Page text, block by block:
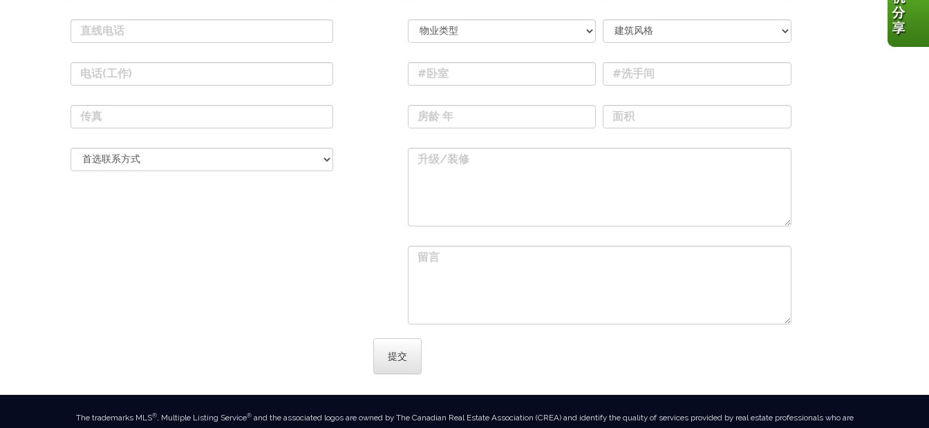
直线电话
电话(工作)
传真
#卧室 #洗手间
房龄 年 面积
升级/装修
留言
The trademarks MLS®, Multiple Listing Service®and the associated logos are owned by The Canadian Real Estate Association (CREA) and identify the quality of services provided by real estate professionals who are